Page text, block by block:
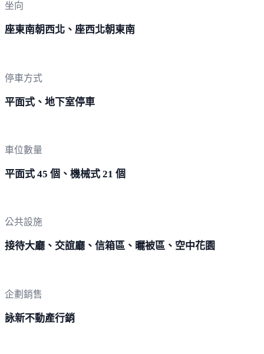
坐向
座東南朝西北、座西北朝東南
停車方式
平面式、地下室停車
車位數量
平面式 45 個、機械式 21 個
公共設施
接待大廳、交誼廳、信箱區、曬被區、空中花園
企劃銷售
詠新不動產行銷